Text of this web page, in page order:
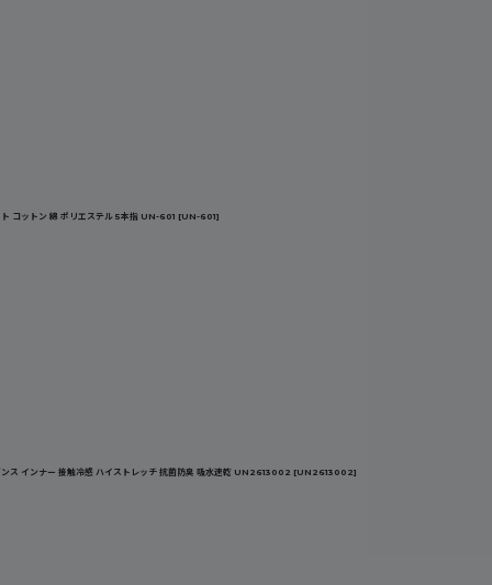
コットン 綿 ポリエステル 5本指 UN-601 [UN-601]
ス インナー 接触冷感 ハイストレッチ 抗菌防臭 吸水速乾 UN2613002 [UN2613002]